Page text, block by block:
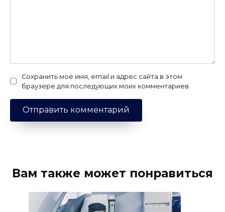
Сохранить моё имя, email и адрес сайта в этом
браузере для последующих моих комментариев.
Вам также может понравиться